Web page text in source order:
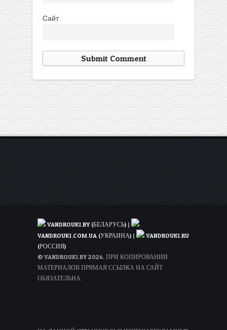
Сайт
VANDROUKI.BY (БЕЛАРУСЬ) |
VANDROUKI.COM.UA (УКРАИНА) |
VANDROUKI.RU
(РОССИЯ)
© VANDROUKI.BY 2026. ПРИ КОПИРОВАНИИ
МАТЕРИАЛОВ ПРЯМАЯ ССЫЛКА НА САЙТ
ОБЯЗАТЕЛЬНА.